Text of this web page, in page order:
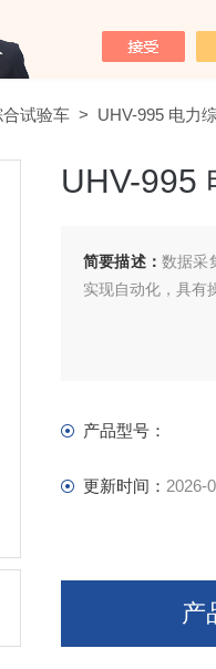
合试验车 > UHV-995 电力
UHV-995
简要描述： 数据采
实现自动化，具有
产品型号：
更新时间： 2026-
产